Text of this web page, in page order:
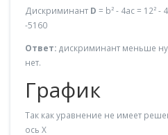
Дискриминант D = b² - 4ac = 12² -
-5160
Ответ: дискриминант меньше
нет.
График
Так как уравнение не имеет
ось X